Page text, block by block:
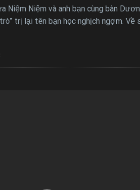
Niệm và anh bạn cùng bàn
trị lại tên bạn học nghịch ngợm.